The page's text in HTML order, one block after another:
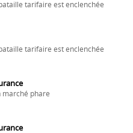
tarifaire est enclenchée
tarifaire est enclenchée
marché phare